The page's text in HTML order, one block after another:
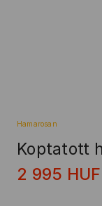
Hamarosan
Koptatott
2 995 HUF